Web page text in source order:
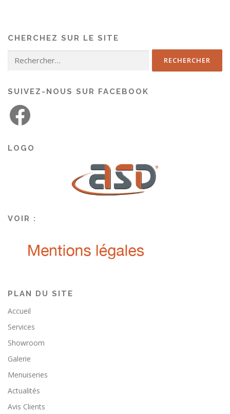
CHERCHEZ SUR LE SITE
SUIVEZ-NOUS SUR FACEBOOK
LOGO
VOIR :
PLAN DU SITE
Accueil
Services
Showroom
Galerie
Menuiseries
Actualités
Avis Clients